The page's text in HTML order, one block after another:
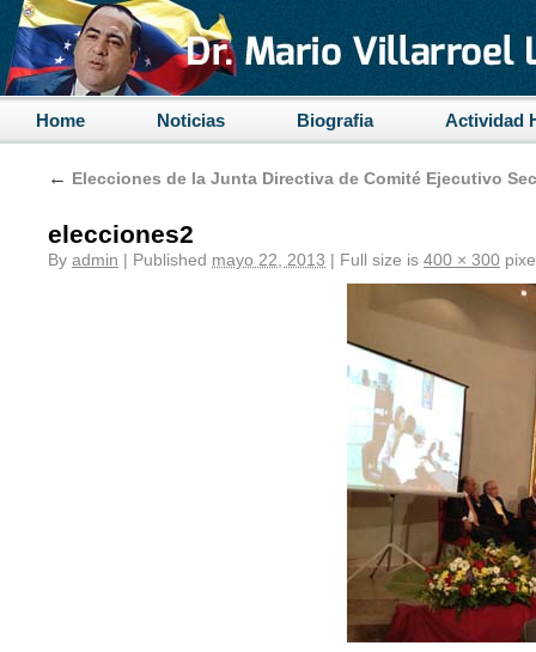
Home Noticias Biografia Actividad
← Elecciones de la Junta Directiva de Comité Ejecutivo
elecciones2
By admin | Published mayo 22, 2013 | Full size is 400 × 300